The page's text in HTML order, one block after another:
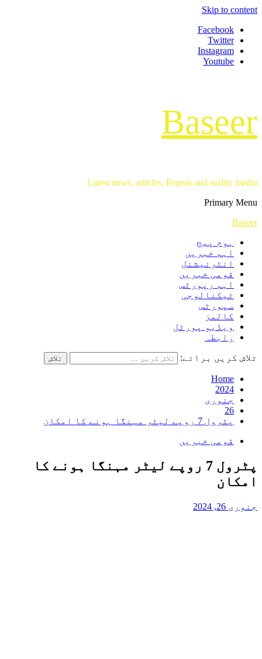
Skip to content
Facebook
Twitter
Instagram
Youtube
Baseer
Latest news, articles, Repots and reality media
Primary Menu
Baseer
ہوم پیج
اہم خبریں
انٹرنیشنل
قومی خبریں
اہم رپورٹس
ٹیکنالوجی
سپورٹس
کالمز
ویڈیو پورٹل
رابطہ
تلاش کریں برائے:
Home
2024
جنوری
26
پٹرول 7 روپے لیٹر مہنگا ہونے کا امکان
قومی خبریں
پٹرول 7 روپے لیٹر مہنگا ہونے کا
امکان
جنوری 26, 2024